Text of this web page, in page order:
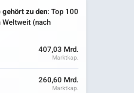
zu den: Top 100
(nach
407,03 Mrd.
Marktkap.
260,60 Mrd.
Marktkap.